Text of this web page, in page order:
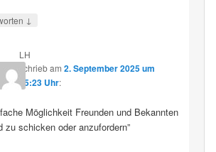
↓
LH
schriebam2. September 2025 um
15:23 Uhr:
Möglichkeit Freunden und Bekannten
zu schicken oder anzufordern”